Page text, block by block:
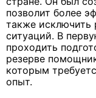
позволит более
также исключить
ситуаций. В
проходить
резерве
которым
опыт.